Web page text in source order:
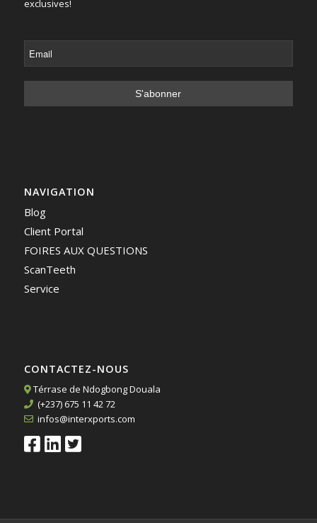
exclusives!
NAVIGATION
Blog
Client Portal
FOIRES AUX QUESTIONS
ScanTeeth
Service
CONTACTEZ-NOUS
Térrase de Ndogbong Douala
(+237) 675 11 42 72
infos@interxports.com